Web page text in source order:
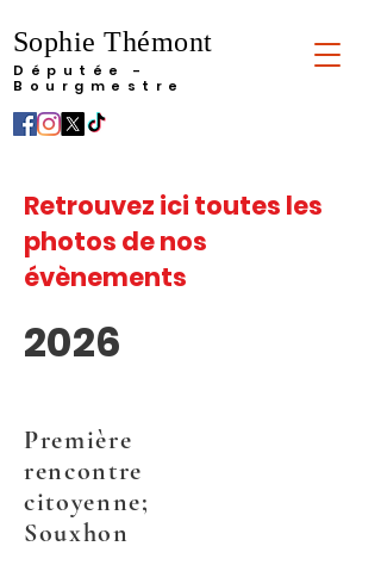
Sophie Thémont
Députée -
Bourgmestre
Retrouvez ici toutes les
photos de nos
évènements
2026
Première
rencontre
citoyenne;
Souxhon